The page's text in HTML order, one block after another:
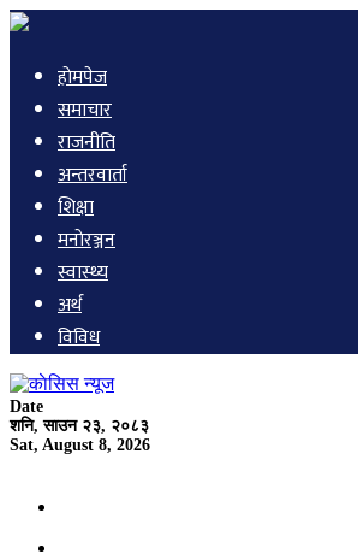
हाेमपेज
समाचार
राजनीति
अन्तरवार्ता
शिक्षा
मनाेरञ्जन
स्वास्थ्य
अर्थ
विविध
Date
शनि, साउन २३, २०८३
Sat, August 8, 2026